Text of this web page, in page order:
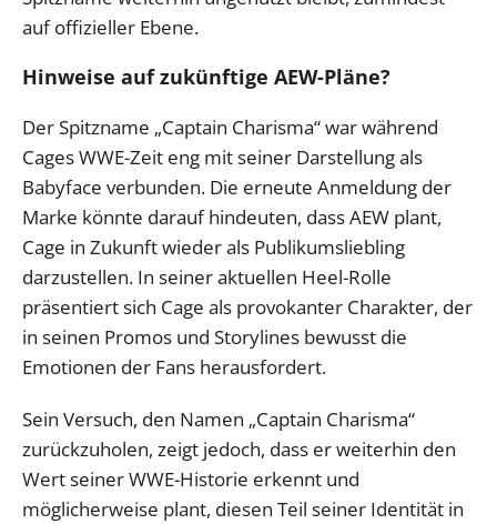
auf offizieller Ebene.
Hinweise auf zukünftige AEW-Pläne?
Der Spitzname „Captain Charisma“ war während
Cages WWE-Zeit eng mit seiner Darstellung als
Babyface verbunden. Die erneute Anmeldung der
Marke könnte darauf hindeuten, dass AEW plant,
Cage in Zukunft wieder als Publikumsliebling
darzustellen. In seiner aktuellen Heel-Rolle
präsentiert sich Cage als provokanter Charakter, der
in seinen Promos und Storylines bewusst die
Emotionen der Fans herausfordert.
Sein Versuch, den Namen „Captain Charisma“
zurückzuholen, zeigt jedoch, dass er weiterhin den
Wert seiner WWE-Historie erkennt und
möglicherweise plant, diesen Teil seiner Identität in